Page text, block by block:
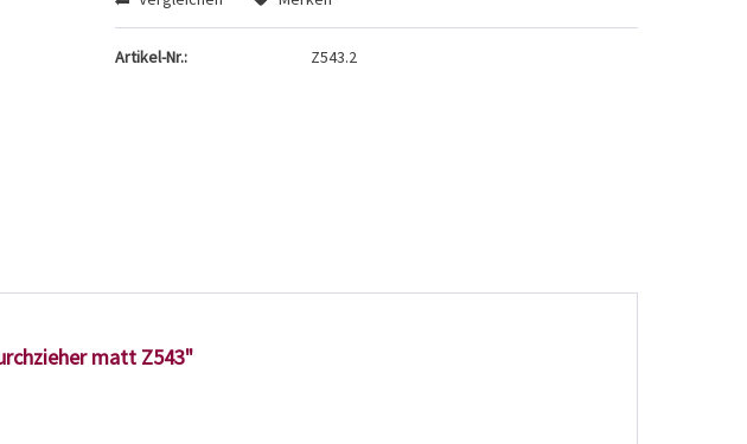
Artikel-Nr.: Z543.2
matt Z543"